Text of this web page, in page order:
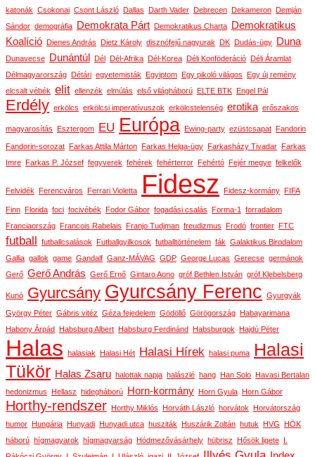
katonák Csokonai Csont László Dallas Darth Vader Debrecen Dekameron
Demján
Sándor demográfia Demokrata Párt Demokratikus Charta
Demokratikus
Koalíció
Dienes András Dietz Károly disznófejű nagyurak DK Dudás-ügy Duna
Dunavecse Dunántúl Dél Dél-Afrika Dél-Korea Déli Konföderáció
Déli Áramlat
Délmagyarország
Détári egyetemisták Egyiptom Egy pikoló világos
Egy új remény
elcsalt vébék elit ellenzék elmúlás első világháború ELTE BTK Engel Pál
Erdély erkölcs erkölcsi imperatívuszok erkölcstelenség erotika erőszakos
magyarosítás Esztergom EU Európa Ewing-party ezüstcsapat Fandorin
Fandorin-sorozat Farkas Attila Márton Farkas Helga-ügy Farkasházy Tivadar
Farkas
Imre
Farkas P. József fegyverek fehérek fehérterror Fehértó Fejér megye felkelők
Felvidék Ferencváros Ferrari Violetta Fidesz Fidesz-kormány FIFA
Finn Florida foci focivébék Fodor Gábor fogadási csalás Forma-1
forradalom
Franciaország
Francois Rabelais Franjo Tudjman freudizmus Frodó frontier FTC
futball futballcsalások Futballgyilkosok futballtörténelem fák Galaktikus Birodalom
Gallia gallok game Gandalf Ganz-MÁVAG GDP George Lucas Gerecse germánok
Gerő Gerő András Gerő Ernő Gintaro Aono gróf Bethlen István gróf Klebelsberg
Kunó Gyurcsány Gyurcsány Ferenc Gyurgyák
György Péter Gábris vitéz Géza fejedelem Gödöllő Görögország
Habayarimana
Habony Árpád
Habsburg Albert Habsburg Ferdinánd Habsburgok Hajdú Péter
Halas halasiak Halasi Hét Halasi Hírek halasi puma
Halasi
Tükör Halas Zsaru halottak napja halászlé hang Han Solo
Havasi Bertalan
hedonizmus
Hellasz hidegháború Horn-kormány Horn Gyula Horn Gábor
Horthy-rendszer Horthy Miklós Horváth László horvátok
Horvátország
humor
Hungária Hunyadi Hunyadi utca husziták Huszárik Zoltán hutuk HVG
HÖK
háború hígmagyarok hígmagyarság Hódmezővásárhely hübrisz Hősök ligete